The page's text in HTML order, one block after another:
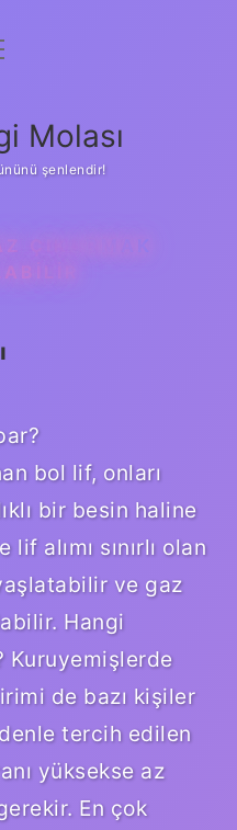
Molası
şenlendir!
ÇIKARMAK
bol lif, onları
bir besin haline
alımı sınırlı olan
ve gaz
Hangi
Kuruyemişlerde
de bazı kişiler
tercih edilen
yüksekse az
En çok